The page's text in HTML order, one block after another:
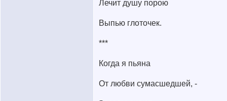
Лечит душу порою
Выпью глоточек.
***
Когда я пьяна
От любви сумасшедшей, -